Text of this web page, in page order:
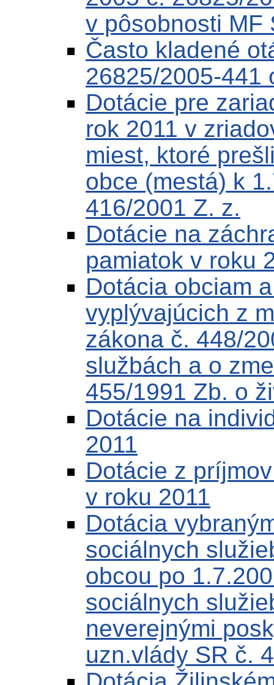
v pôsobnosti MF
Často kladené
26825/2005-441
Dotácie pre
rok 2011 v
miest, ktoré
obce (mestá) k
416/2001 Z. z.
Dotácie na
pamiatok v roku
Dotácia obciam
vyplývajúcich z
zákona č. 448/
službách a o
455/1991 Zb. o
Dotácie na
2011
Dotácie z
v roku 2011
Dotácia
sociálnych
obcou po
sociálnych
neverejnými
uzn.vlády SR č.